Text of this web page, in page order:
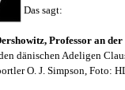
Das sagt:
Professor an
dänischen Adeligen
O. J. Simpson, Foto: